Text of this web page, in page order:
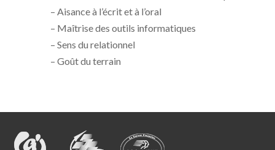
– Aisance à l’écrit et à l’oral
– Maîtrise des outils informatiques
– Sens du relationnel
– Goût du terrain